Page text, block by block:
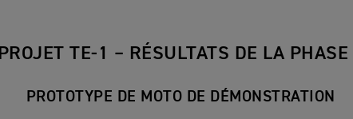
PROJET TE-1 – RÉSULTATS DE LA
PROTOTYPE DE MOTO DE DÉMONSTRATION